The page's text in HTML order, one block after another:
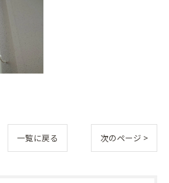
一覧に戻る 次のページ >